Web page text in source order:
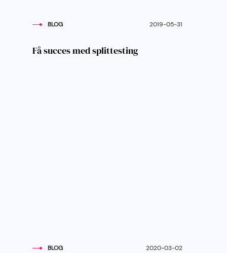
BLOG 2019-05-31
Få succes med splittesting
BLOG 2020-03-02